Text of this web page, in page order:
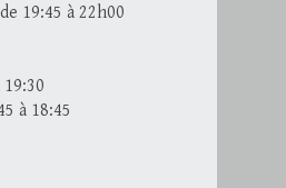
19:45 à 22h00
à 18:45